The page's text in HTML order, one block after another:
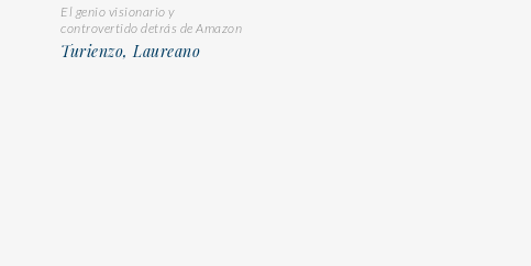
El genio visionario y
controvertido detrás de Amazon
Turienzo, Laureano